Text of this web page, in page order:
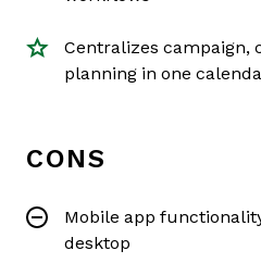
Centralizes campaign,
planning in one
CONS
Mobile app
desktop